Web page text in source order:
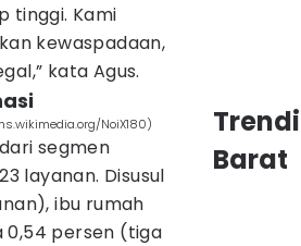
tinggi. Kami
kewaspadaan,
kata Agus.
NoiX180)
segmen
layanan. Disusul
ibu rumah
0,54 persen (tiga
Barat